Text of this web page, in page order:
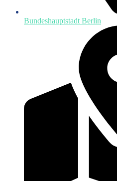
Bundeshauptstadt Berlin